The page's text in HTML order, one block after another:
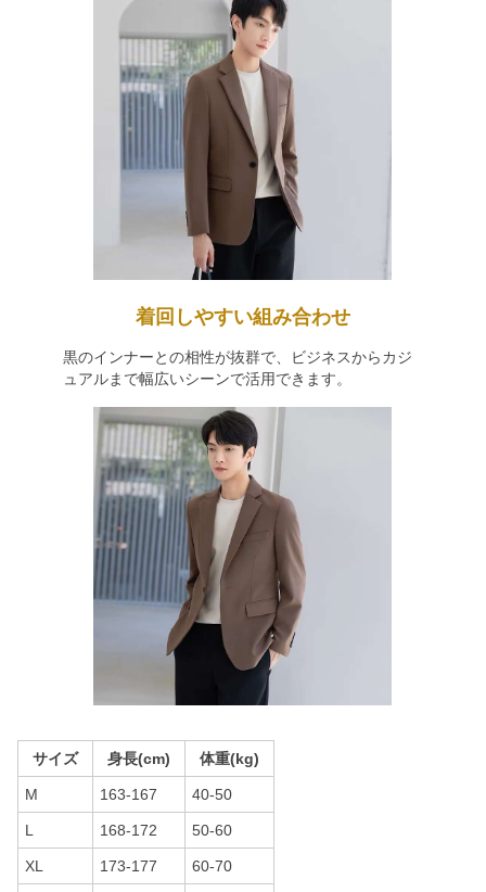
着回しやすい組み合わせ
黒のインナーとの相性が抜群で、ビジネスからカジ
ュアルまで幅広いシーンで活用できます。
サイズ 身長(cm) 体重(kg)
M 163-167 40-50
L 168-172 50-60
XL 173-177 60-70